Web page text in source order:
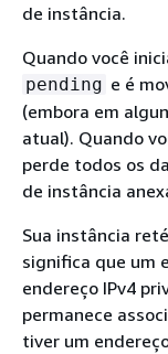
de instância.
Quando você
pending e é
(embora em
atual). Quando
perde todos os
de instância
Sua instância
significa que um
endereço IPv4
permanece
tiver um